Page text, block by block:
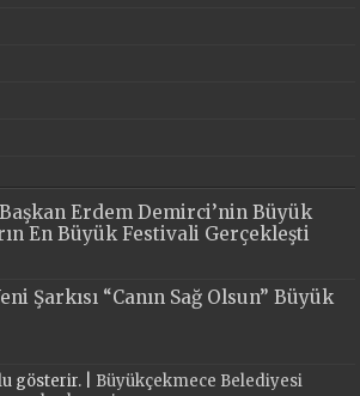
Erdem Demirci’nin Büyük
En Büyük Festivali Gerçekleşti
Şarkısı “Canın Sağ Olsun” Büyük
gösterir. | Büyükçekmece Belediyesi